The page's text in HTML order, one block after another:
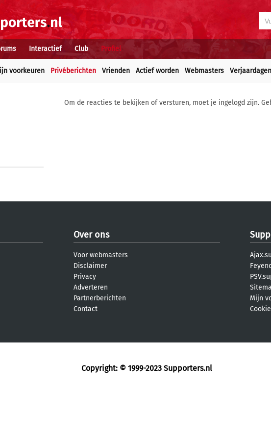
Interactief Club Profiel
voorkeuren Privéberichten Vrienden Actief worden Webmasters Verjaardagen
Om de reacties te bekijken of versturen, moet je ingelogd zijn.
Over ons
Voor webmasters
Disclaimer
Privacy
Adverteren
Partnerberichten
Contact
Mijn
Copyright: © 1999-2023 Supporters.nl